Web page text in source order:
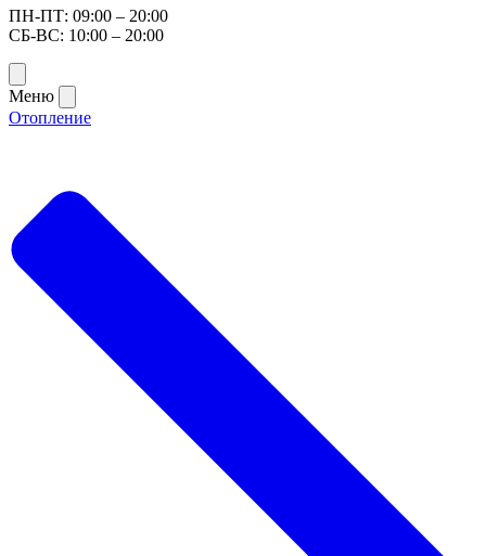
ПН-ПТ: 09:00 – 20:00
СБ-ВС: 10:00 – 20:00
Меню
Отопление